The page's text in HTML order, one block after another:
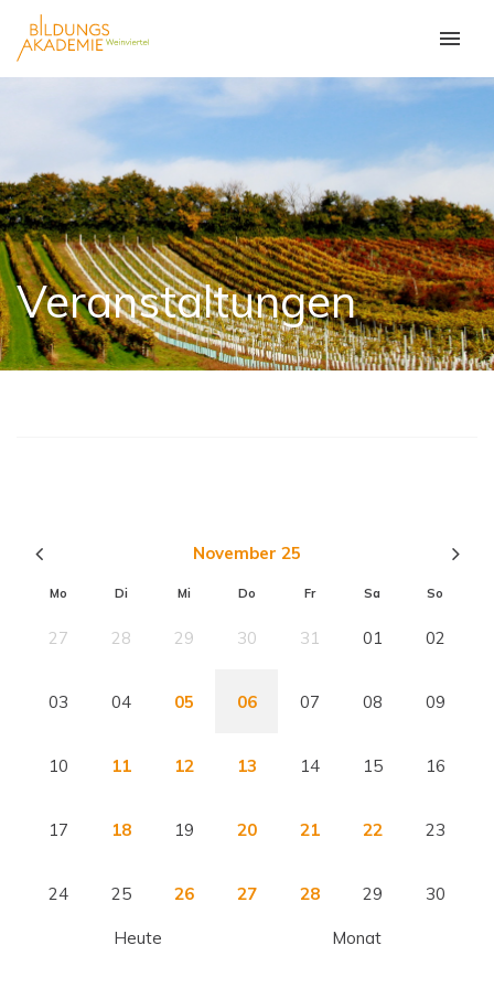
Veranstaltungen
November 25
Mo Di Mi Do Fr Sa So
27 28 29 30 31 01 02
03 04 05 06 07 08 09
10 11 12 13 14 15 16
17 18 19 20 21 22 23
24 25 26 27 28 29 30
Heute Monat